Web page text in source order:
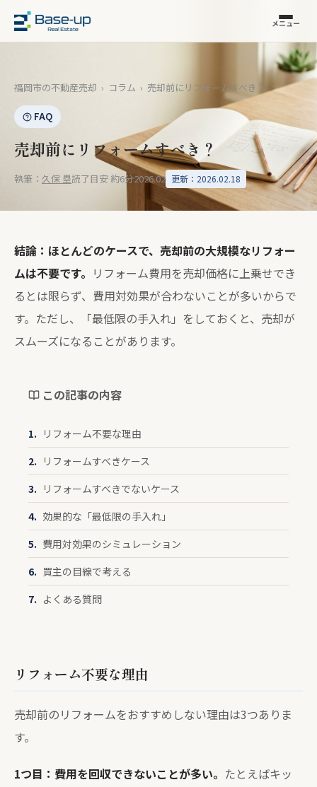
メニュー
福岡市の不動産売却 › コラム › 売却前にリフォームすべき？
FAQ
売却前にリフォームすべき？
執筆： 久保 塁読了目安 約6分2026.02 更新：2026.02.18
結論：ほとんどのケースで、売却前の大規模なリフォー
ムは不要です。 リフォーム費用を売却価格に上乗せでき
るとは限らず、費用対効果が合わないことが多いからで
す。ただし、「最低限の手入れ」をしておくと、売却が
スムーズになることがあります。
この記事の内容
リフォーム不要な理由
リフォームすべきケース
リフォームすべきでないケース
効果的な「最低限の手入れ」
費用対効果のシミュレーション
買主の目線で考える
よくある質問
リフォーム不要な理由
売却前のリフォームをおすすめしない理由は3つありま
す。
1つ目：費用を回収できないことが多い。 たとえばキッ